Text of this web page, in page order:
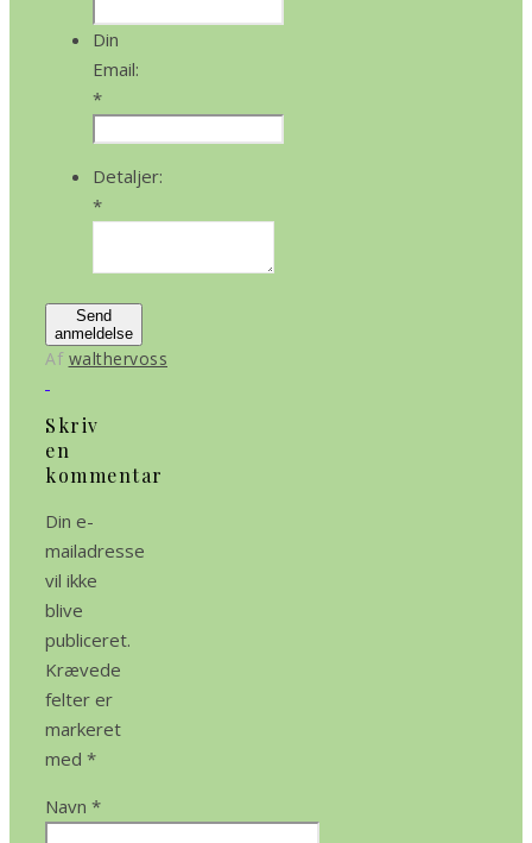
Din
Email:
*
Detaljer:
*
Send
anmeldelse
Af walthervoss
Skriv
en
kommentar
Din e-
mailadresse
vil ikke
blive
publiceret.
Krævede
felter er
markeret
med *
Navn *